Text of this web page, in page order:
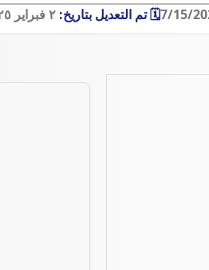
7/15/🗓️ تم التعديل بتاريخ: ٢ فبراير ٢٠٢٥